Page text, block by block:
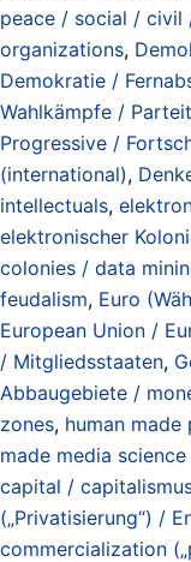
peace / social / civil
organizations,
Demokratie /
Wahlkämpfe /
Progressive /
(international),
intellectuals,
elektronischer
colonies / data
feudalism, Euro
European Union /
/ Mitgliedsstaaten,
Abbaugebiete /
zones, human
made media
capital /
(„Privatisierung“) /
commercialization